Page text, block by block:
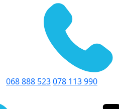
068 888 523078 113 990